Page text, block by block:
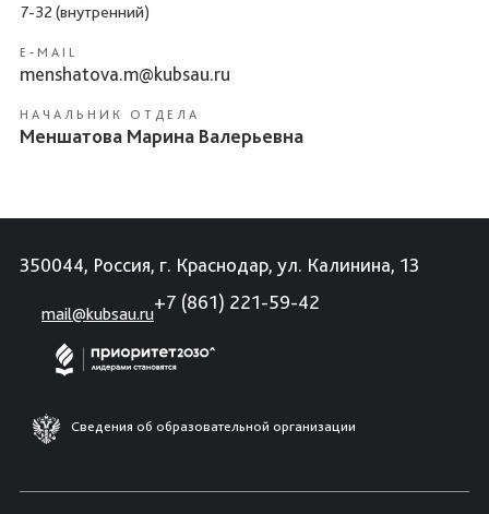
7-32 (внутренний)
E-MAIL
menshatova.m@kubsau.ru
НАЧАЛЬНИК ОТДЕЛА
Меншатова Марина Валерьевна
350044, Россия, г. Краснодар, ул. Калинина, 13
mail@kubsau.ru
+7 (861) 221-59-42
Сведения об образовательной организации